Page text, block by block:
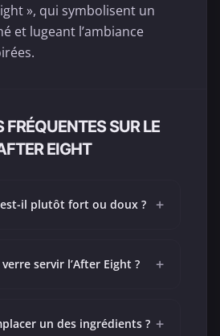
», qui symbolisent un
et lugeant l’ambiance
FRÉQUENTES SUR LE
EIGHT
il plutôt fort ou doux ? +
servir l’After Eight ? +
un des ingrédients ? +